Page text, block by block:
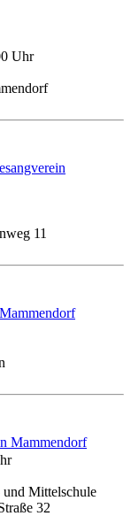
Uhr
11
Mammendorf
Mittelschule
32